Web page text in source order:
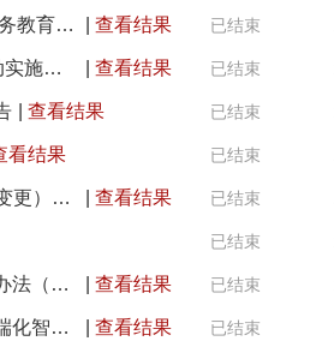
已结束
【面向社会公众】怀远县教育局关于公开征求《2025年怀远县义务教育学校招生入学工作实施方案（征求意见稿... 查看结果
已结束
【面向社会公众】关于公开征求《怀远县未成年人“青苗”培育行动实施方案（征求意见稿）》意见的公告 查看结果
已结束
查看结果
已结束
看结果
已结束
安徽怀远经济开发区总体发展规划 （2024-2035年）（主导产业变更）环境影响报告书征求意见稿公示 查看结果
已结束
已结束
【面向社会公众】关于征求《怀远县青少年科技创新县长奖评选办法（征求意见稿）》意见的公告 查看结果
已结束
【面向社会公众】关于征求《怀远县以数字化转型推动制造业高端化智能化绿色化发展实施方案（征求意见稿）... 查看结果